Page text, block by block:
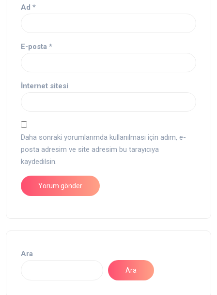
Ad *
E-posta *
İnternet sitesi
Daha sonraki yorumlarımda kullanılması için adım, e-
posta adresim ve site adresim bu tarayıcıya
kaydedilsin.
Ara
Ara